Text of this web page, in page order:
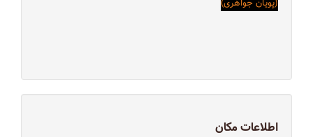
(پويان جواهرى)
اطلاعات مکان